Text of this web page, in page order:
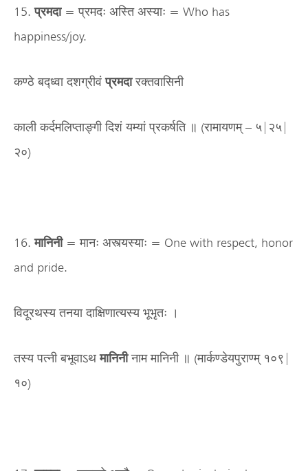
15.प्रमदा= प्रमदः अस्ति अस्याः = Who has
happiness/joy.
कण्ठे बद्ध्वा दशग्रीवंप्रमदारक्तवासिनी
काली कर्दमलिप्ताङ्गी दिशं यम्यां प्रकर्षति ॥ (रामायणम् – ५|२५|
२०)
16.मानिनी= मानः अस्त्यस्याः = One with respect, honor
and pride.
विदूरथस्य तनया दाक्षिणात्यस्य भूभृतः ।
तस्य पत्नी बभूवाऽथमानिनीनाम मानिनी ॥ (मार्कण्डेयपुराण्म् १०९|
१०)